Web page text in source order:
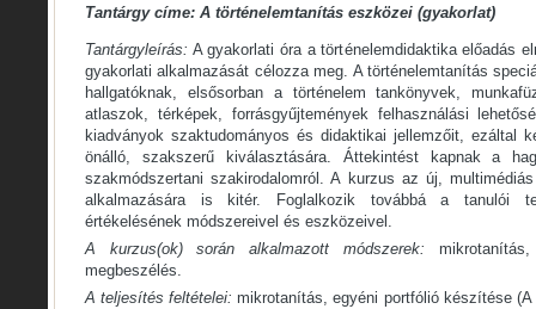
Tantárgy címe: A történelemtanítás eszközei (gyakorlat)
Tantárgyleírás: A gyakorlati óra a történelemdidaktika előadás
gyakorlati alkalmazását célozza meg. A történelemtanítás
hallgatóknak, elsősorban a történelem tankönyvek,
atlaszok, térképek, forrásgyűjtemények felhasználási
kiadványok szaktudományos és didaktikai jellemzőit, ezáltal
önálló, szakszerű kiválasztására. Áttekintést kapnak a
szakmódszertani szakirodalomról. A kurzus az új,
alkalmazására is kitér. Foglalkozik továbbá a tanulói
értékelésének módszereivel és eszközeivel.
A kurzus(ok) során alkalmazott módszerek:
megbeszélés.
A teljesítés feltételei:mikrotanítás, egyéni portfólió készítése